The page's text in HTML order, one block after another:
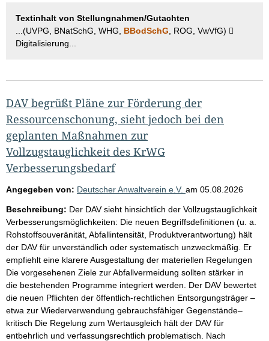
Textinhalt von Stellungnahmen/Gutachten
...(UVPG, BNatSchG, WHG, BBodSchG , ROG, VwVfG) 
Digitalisierung...
DAV begrüßt Pläne zur Förderung der
Ressourcenschonung, sieht jedoch bei den
geplanten Maßnahmen zur
Vollzugstauglichkeit des KrWG
Verbesserungsbedarf
Angegeben von: Deutscher Anwaltverein e.V. am 05.08.2026
Beschreibung: Der DAV sieht hinsichtlich der Vollzugstauglichkeit
Verbesserungsmöglichkeiten: Die neuen Begriffsdefinitionen (u. a.
Rohstoffsouveränität, Abfallintensität, Produktverantwortung) hält
der DAV für unverständlich oder systematisch unzweckmäßig. Er
empfiehlt eine klarere Ausgestaltung der materiellen Regelungen
Die vorgesehenen Ziele zur Abfallvermeidung sollten stärker in
die bestehenden Programme integriert werden. Der DAV bewertet
die neuen Pflichten der öffentlich-rechtlichen Entsorgungsträger –
etwa zur Wiederverwendung gebrauchsfähiger Gegenstände–
kritisch Die Regelung zum Wertausgleich hält der DAV für
entbehrlich und verfassungsrechtlich problematisch. Nach